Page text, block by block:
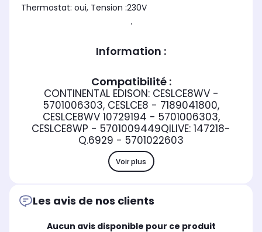
Thermostat: oui, Tension :230V
.
Information :
Compatibilité :
CONTINENTAL EDISON: CESLCE8WV -
5701006303, CESLCE8 - 7189041800,
CESLCE8WV 10729194 - 5701006303,
CESLCE8WP - 5701009449QILIVE: 147218-
Q.6929 - 5701022603
Voir plus
Les avis de nos clients
Aucun avis disponible pour ce produit